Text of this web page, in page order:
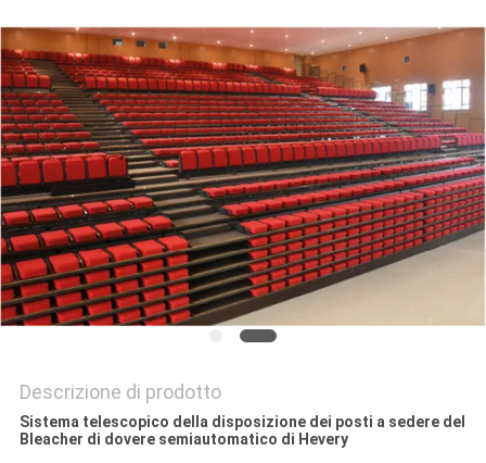
PRIVACY
POLICY
Descrizione di prodotto
Sistema telescopico della disposizione dei posti a sedere del
Bleacher di dovere semiautomatico di Hevery